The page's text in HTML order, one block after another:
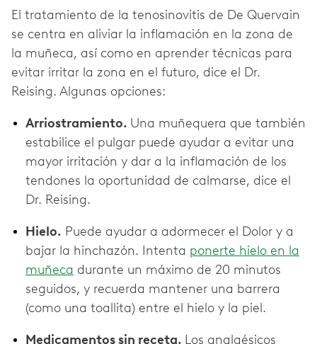
El tratamiento de la tenosinovitis de De Quervain
se centra en aliviar la inflamación en la zona de
la muñeca, así como en aprender técnicas para
evitar irritar la zona en el futuro, dice el Dr.
Reising. Algunas opciones:
Arriostramiento. Una muñequera que también
estabilice el pulgar puede ayudar a evitar una
mayor irritación y dar a la inflamación de los
tendones la oportunidad de calmarse, dice el
Dr. Reising.
Hielo. Puede ayudar a adormecer el Dolor y a
bajar la hinchazón. Intenta ponerte hielo en la
muñeca durante un máximo de 20 minutos
seguidos, y recuerda mantener una barrera
(como una toallita) entre el hielo y la piel.
Medicamentos sin receta. Los analgésicos